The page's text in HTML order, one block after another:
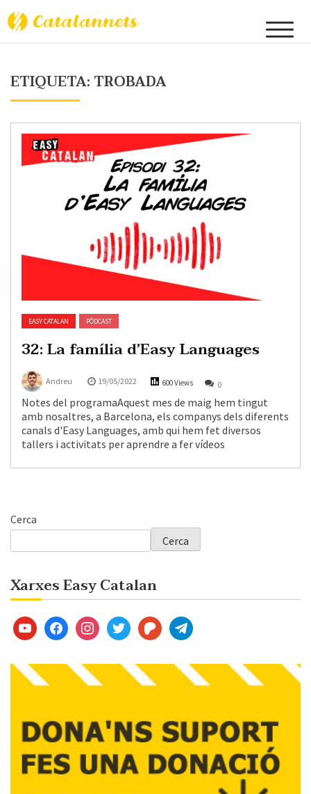
Skip
to
ETIQUETA: TROBADA
EASY CATALAN PÒDCAST
32: La família d’Easy Languages
Andreu 19/05/2022 600 Views 0
Notes del programaAquest mes de maig hem tingut
amb nosaltres, a Barcelona, els companys dels diferents
canals d'Easy Languages, amb qui hem fet diversos
tallers i activitats per aprendre a fer vídeos
Cerca
Cerca
Xarxes Easy Catalan
youtubefacebookinstagramtwitterpatreontelegram